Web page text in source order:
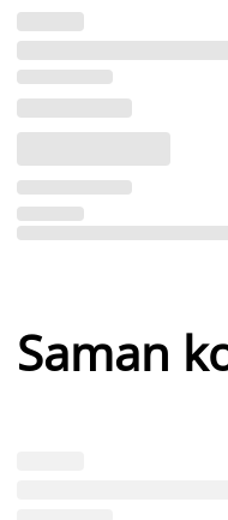
Saman